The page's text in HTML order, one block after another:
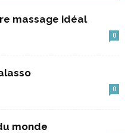
massage idéal
0
0
monde